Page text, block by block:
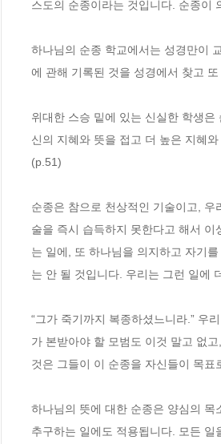
스도의 순종이라는 것입니다. 순종이
하나님의 순종 학교에서는 성경만이
에 관해 기록된 것을 성경에서 찾고
위대한 스승 밑에 있는 신실한 학생
신의 지혜와 뜻을 접고 더 높은 지혜
(p.51)
순종은 참으로 천상적인 기술이고,
술을 즉시 습득하지 못한다고 해서
는 일에, 또 하나님을 의지하고 자기
는 안 될 것입니다. 우리는 그런 일에
“그가 죽기까지 복종하셨느니라.” 우
가 본받아야 할 모범도 이것 말고 없
것은 그들이 이 순종을 자신들이 목
하나님의 뜻에 대한 순종은 양심의
추구하는 일에도 적용됩니다. 모든